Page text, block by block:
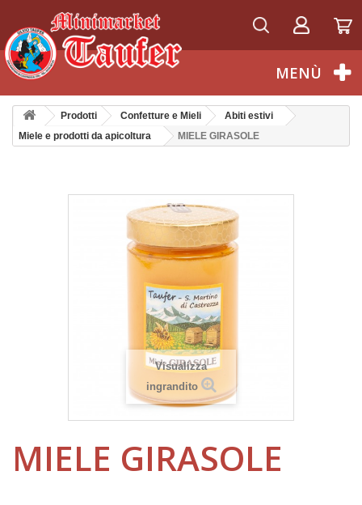
Italiano
MENÙ
Prodotti Confetture e Mieli
Abiti estivi
Miele e prodotti da apicoltura
MIELE GIRASOLE
Visualizza
ingrandito
MIELE GIRASOLE